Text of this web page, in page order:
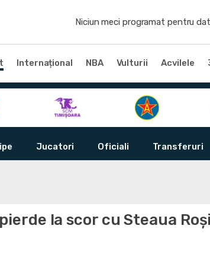
Niciun meci programat pentru
Internațional NBA Vulturii Acvilele
Jucatori Oficiali Transferuri
la scor cu Steaua